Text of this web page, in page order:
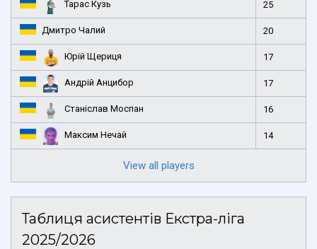
Тарас Кузь 25
Дмитро Чалий 20
Юрій Щериця 17
Андрій Анцибор 17
Станіслав Моспан 16
Максим Нечай 14
View all players
Таблиця асистентів Екстра-ліга
2025/2026